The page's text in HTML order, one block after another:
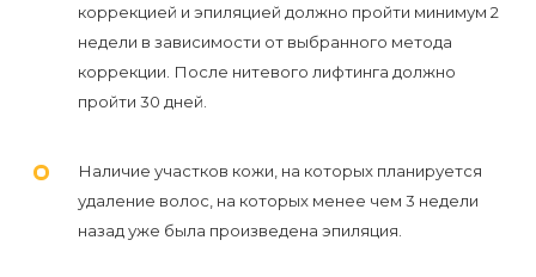
коррекцией и эпиляцией должно пройти минимум 2
недели в зависимости от выбранного метода
коррекции. После нитевого лифтинга должно
пройти 30 дней.
Наличие участков кожи, на которых планируется
удаление волос, на которых менее чем 3 недели
назад уже была произведена эпиляция.